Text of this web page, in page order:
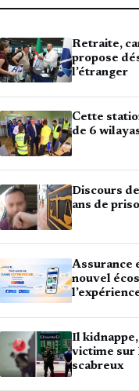
Retraite,
propose
l’étranger
Cette
de 6
Discours
ans de
Assurance
nouvel
Il
victime sur
scabreux